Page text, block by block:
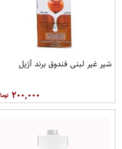
شیر غیر لبنی فندوق برند آژیل
۲۰۰,۰۰۰